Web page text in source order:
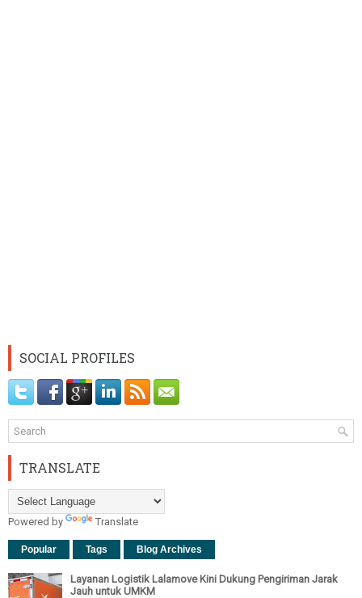
SOCIAL PROFILES
TRANSLATE
Powered by Translate
Popular Tags Blog Archives
Layanan Logistik Lalamove Kini Dukung Pengiriman Jarak
Jauh untuk UMKM